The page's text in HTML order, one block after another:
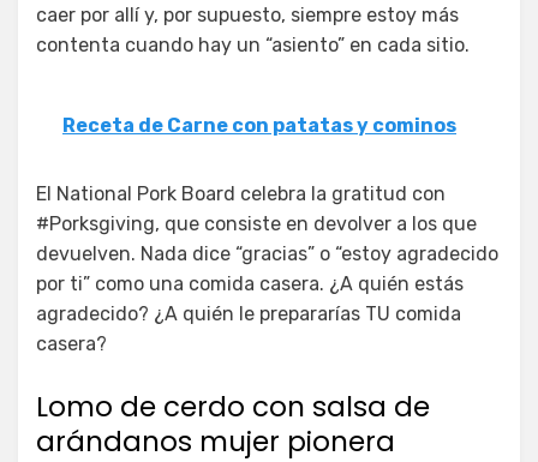
caer por allí y, por supuesto, siempre estoy más
contenta cuando hay un “asiento” en cada sitio.
Receta de Carne con patatas y cominos
El National Pork Board celebra la gratitud con
#Porksgiving, que consiste en devolver a los que
devuelven. Nada dice “gracias” o “estoy agradecido
por ti” como una comida casera. ¿A quién estás
agradecido? ¿A quién le prepararías TU comida
casera?
Lomo de cerdo con salsa de
arándanos mujer pionera